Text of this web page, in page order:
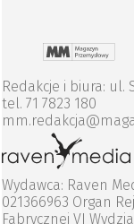
Redakcje i biura: ul.
tel. 71 7823 180
Wydawca: Raven
021366963 Organ
Fabrycznej VI